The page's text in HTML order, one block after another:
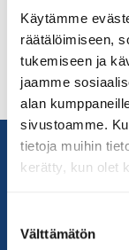
Käytämme
räätälöimiseen,
tukemiseen ja
jaamme
alan
sivustoamme.
tietoja muihin
kerätty, kun olet
valinta
Välttämätön
finaalia, jossa
Belgian
nousujohteisesti
kamppaili
moninkertainen